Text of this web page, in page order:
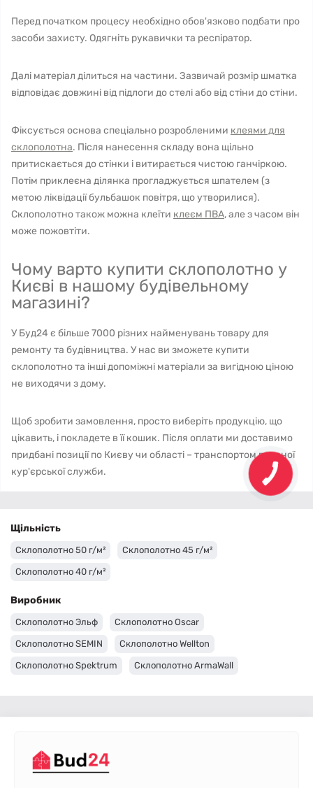
Перед початком процесу необхідно обов'язково подбати про
засоби захисту. Одягніть рукавички та респіратор.
Далі матеріал ділиться на частини. Зазвичай розмір шматка
відповідає довжині від підлоги до стелі або від стіни до стіни.
Фіксується основа спеціально розробленими клеями для
склополотна. Після нанесення складу вона щільно
притискається до стінки і витирається чистою ганчіркою.
Потім приклеєна ділянка прогладжується шпателем (з
метою ліквідації бульбашок повітря, що утворилися).
Склополотно також можна клеїти клеєм ПВА, але з часом він
може пожовтіти.
Чому варто купити склополотно у
Києві в нашому будівельному
магазині?
У Буд24 є більше 7000 різних найменувань товару для
ремонту та будівництва. У нас ви зможете купити
склополотно та інші допоміжні матеріали за вигідною ціною
не виходячи з дому.
Щоб зробити замовлення, просто виберіть продукцію, що
цікавить, і покладете в її кошик. Після оплати ми доставимо
придбані позиції по Києву чи області – транспортом власної
кур'єрської служби.
Щільність
Склополотно 50 г/м² Склополотно 45 г/м²
Склополотно 40 г/м²
Виробник
Склополотно Эльф Склополотно Oscar
Склополотно SEMIN Склополотно Wellton
Склополотно Spektrum Склополотно ArmaWall